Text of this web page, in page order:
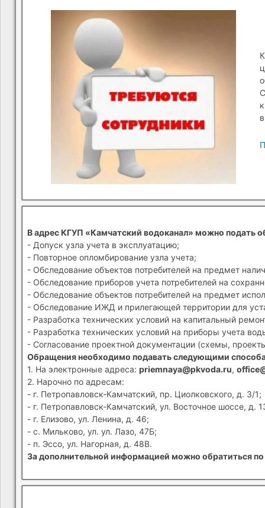
В адрес КГУП «Камчатский водоканал» можно подать
- Допуск узла учета в эксплуатацию;
- Повторное опломбирование узла учета;
- Обследование объектов потребителей на предмет
- Обследование приборов учета потребителей на
- Обследование объектов потребителей на предмет
- Обследование ИЖД и прилегающей территории для
- Разработка технических условий на капитальный
- Разработка технических условий на приборы учета
- Согласование проектной документации (схемы,
Обращения необходимо подавать следующими
1. На электронные адреса: priemnaya@pkvoda.ru,
2. Нарочно по адресам:
- г. Петропавловск-Камчатский, пр. Циолковского, д. 3/1;
- г. Петропавловск-Камчатский, ул. Восточное шоссе, д.
- г. Елизово, ул. Ленина, д. 46;
- с. Мильково, ул. ул. Лазо, 47Б;
- п. Эссо, ул. Нагорная, д. 48В.
За дополнительной информацией можно обратиться